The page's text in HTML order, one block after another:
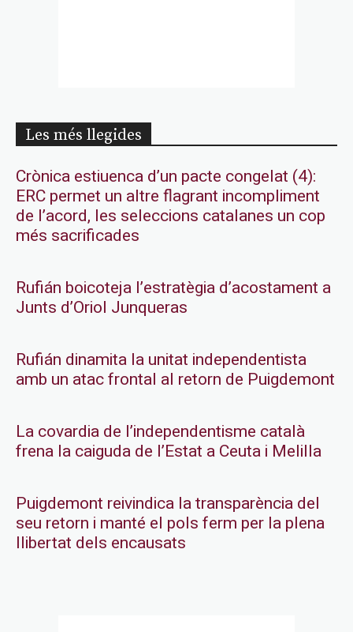
Les més llegides
Crònica estiuenca d’un pacte congelat (4):
ERC permet un altre flagrant incompliment
de l’acord, les seleccions catalanes un cop
més sacrificades
Rufián boicoteja l’estratègia d’acostament a
Junts d’Oriol Junqueras
Rufián dinamita la unitat independentista
amb un atac frontal al retorn de Puigdemont
La covardia de l’independentisme català
frena la caiguda de l’Estat a Ceuta i Melilla
Puigdemont reivindica la transparència del
seu retorn i manté el pols ferm per la plena
llibertat dels encausats